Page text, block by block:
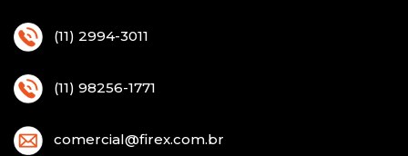
(11) 2994-3011
(11) 98256-1771
comercial@firex.com.br